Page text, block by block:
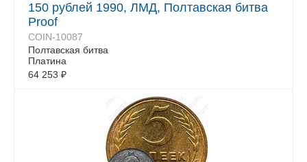
150 рублей 1990, ЛМД, Полтавская битва
Proof
COIN-10087
Полтавская битва
Платина
64 253 ₽